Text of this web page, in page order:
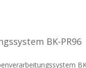
BK-PR96